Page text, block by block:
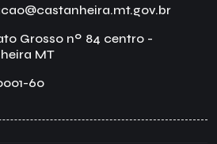
Grosso nº 84 centro -
MT
60